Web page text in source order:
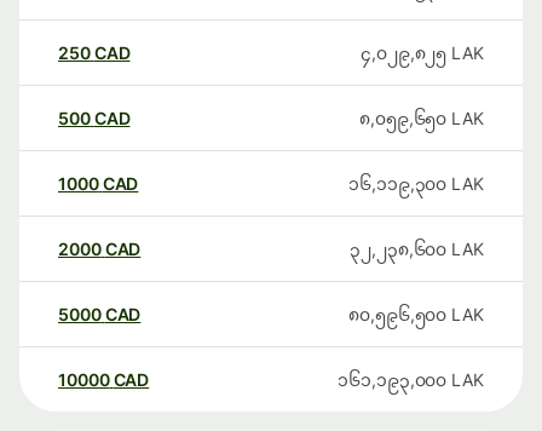
250CAD ၄,၀၂၉,၈၂၅ LAK
500CAD ၈,၀၅၉,၆၅၀ LAK
1000CAD ၁၆,၁၁၉,၃၀၀ LAK
2000CAD ၃၂,၂၃၈,၆၀၀ LAK
5000CAD ၈၀,၅၉၆,၅၀၀ LAK
10000 CAD ၁၆၁,၁၉၃,၀၀၀ LAK